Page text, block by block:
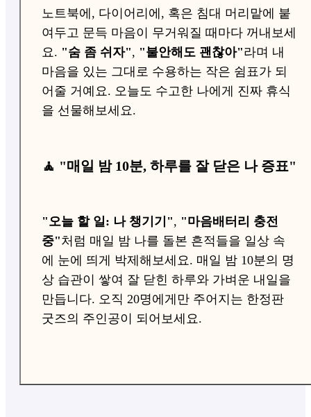
노트북에, 다이어리에, 혹은 침대 머리맡에 붙
여두고 문득 마음이 무거워질 때마다 꺼내보세
요. "숨 좀 쉬자", "불안해도 괜찮아"라며 내
마음을 있는 그대로 수용하는 작은 쉼표가 되
어줄 거예요. 오늘도 수고한 나에게 진짜 휴식
을 선물해보세요.
🧘 "매일 밤 10분, 하루를 잘 닫은 나 증표"
"오늘 할 일: 나 챙기기", "마음배터리 충전
중"처럼 매일 밤 나를 돌본 흔적들을 일상 속
에 눈에 띄게 박제해보세요. 매일 밤 10분의 명
상 습관이 쌓여 잘 닫힌 하루와 가벼운 내일을
만듭니다. 오직 20명에게만 주어지는 한정판
굿즈의 주인공이 되어보세요.